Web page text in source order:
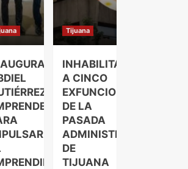
Tijuana
INHABILITAN
A CINCO
EXFUNCIONARIOS
DE LA
PASADA
ADMINISTRACIÓN
DE
TIJUANA